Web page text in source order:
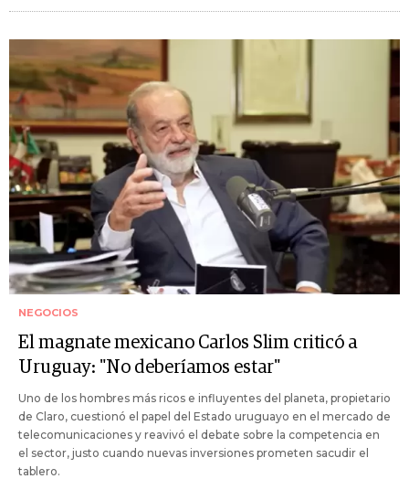
NEGOCIOS
El magnate mexicano Carlos Slim criticó a
Uruguay: "No deberíamos estar"
Uno de los hombres más ricos e influyentes del planeta, propietario
de Claro, cuestionó el papel del Estado uruguayo en el mercado de
telecomunicaciones y reavivó el debate sobre la competencia en
el sector, justo cuando nuevas inversiones prometen sacudir el
tablero.